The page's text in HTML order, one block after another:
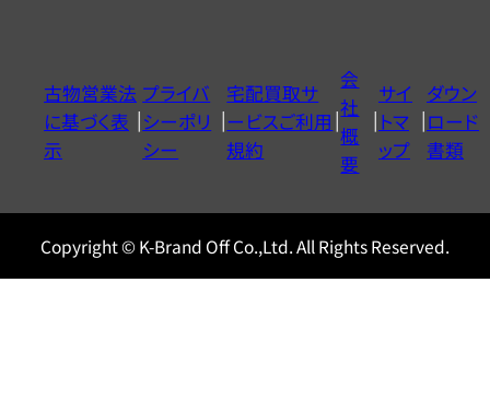
ヤ
ル
0120604117
古物営業法
に基づく表
示
プライバ
シーポリ
シー
宅配買取サ
ービスご利用
規約
会
社
概
要
サイ
トマ
ップ
ダウン
ロード
書類
Copyright © K-Brand Off Co.,Ltd. All Rights Reserved.